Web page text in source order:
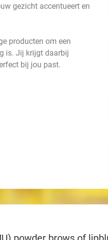
gezicht accentueert en
producten om een
is. Jij krijgt daarbij
bij jou past.